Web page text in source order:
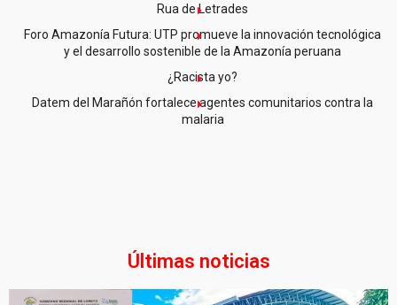
Rua de Letrades
Foro Amazonía Futura: UTP promueve la innovación tecnológica
y el desarrollo sostenible de la Amazonía peruana
¿Racista yo?
Datem del Marañón fortalece agentes comunitarios contra la
malaria
Últimas noticias